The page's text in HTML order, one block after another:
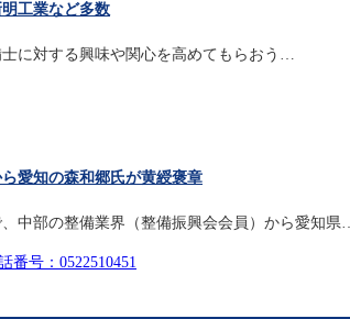
工業など多数
に対する興味や関心を高めてもらおう…
愛知の森和郷氏が黄綬褒章
中部の整備業界（整備振興会会員）から愛知県…